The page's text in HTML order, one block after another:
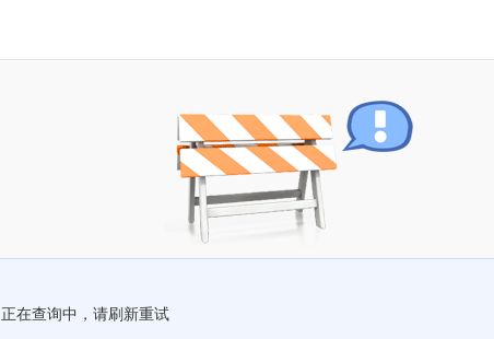
正在查询中，请刷新重试